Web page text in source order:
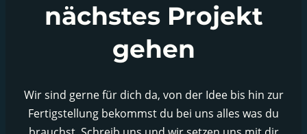
nächstes Projekt
gehen
Wir sind gerne für dich da, von der Idee bis hin zur
Fertigstellung bekommst du bei uns alles was du